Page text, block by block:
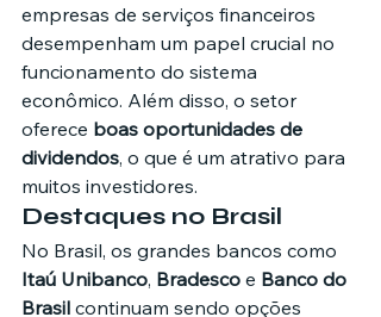
empresas de serviços financeiros
desempenham um papel crucial no
funcionamento do sistema
econômico. Além disso, o setor
oferece boas oportunidades de
dividendos, o que é um atrativo para
muitos investidores.
Destaques no Brasil
No Brasil, os grandes bancos como
Itaú Unibanco, Bradesco e Banco do
Brasil continuam sendo opções